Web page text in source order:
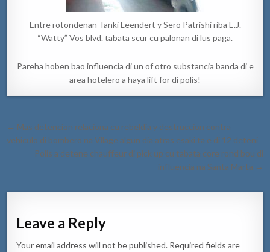
Entre rotondenan Tanki Leendert y Sero Patrishi riba E.J.
“Watty” Vos blvd. tabata scur cu palonan di lus paga.
Pareha hoben bao influencia di un of otro substancia banda di e
area hotelero a haya lift for di polis!
Post
navigation
← Mas detencion relaciona cu rebeldia y destruccion contra
vehiculo di bombero na Vllage algun dia atras esaki ta e di 12 deteni
Polis a detene chauffeur di pick up cu tabata core rond bou di
influencia na Santa Marta →
Leave a Reply
Your email address will not be published. Required fields are